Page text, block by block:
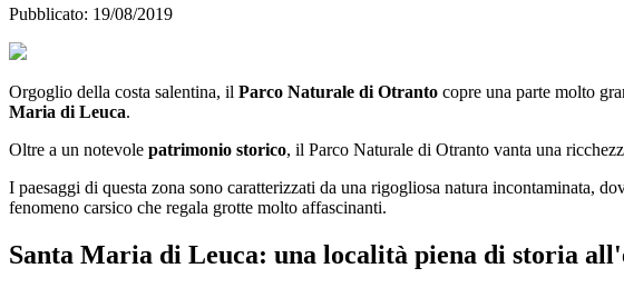
Pubblicato: 19/08/2019
Orgoglio della costa salentina, il Parco Naturale di Otranto copre una parte molto
Maria di Leuca.
Oltre a un notevole patrimonio storico, il Parco Naturale di Otranto vanta una
I paesaggi di questa zona sono caratterizzati da una rigogliosa natura incontaminata,
fenomeno carsico che regala grotte molto affascinanti.
Santa Maria di Leuca: una località piena di storia